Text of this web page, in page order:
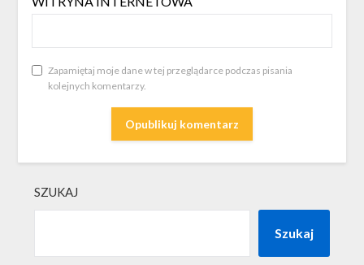
Zapamiętaj moje dane w tej przeglądarce podczas pisania
kolejnych komentarzy.
SZUKAJ
Szukaj